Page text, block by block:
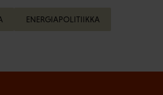
ENERGIAPOLITIIKKA